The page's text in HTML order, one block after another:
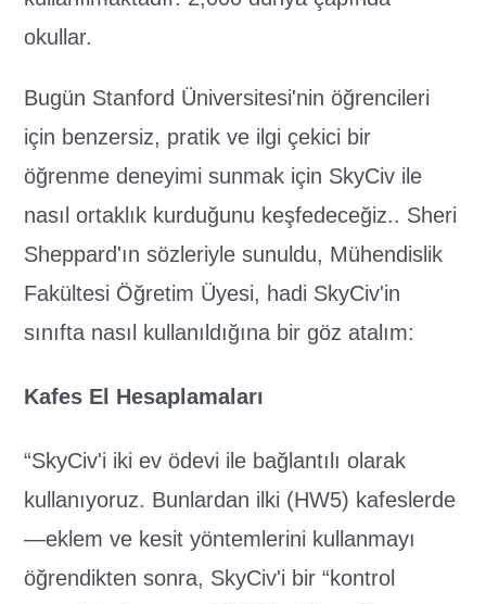
okullar.
Bugün Stanford Üniversitesi'nin öğrencileri
için benzersiz, pratik ve ilgi çekici bir
öğrenme deneyimi sunmak için SkyCiv ile
nasıl ortaklık kurduğunu keşfedeceğiz.. Sheri
Sheppard'ın sözleriyle sunuldu, Mühendislik
Fakültesi Öğretim Üyesi, hadi SkyCiv'in
sınıfta nasıl kullanıldığına bir göz atalım:
Kafes El Hesaplamaları
“SkyCiv'i iki ev ödevi ile bağlantılı olarak
kullanıyoruz. Bunlardan ilki (HW5) kafeslerde
—eklem ve kesit yöntemlerini kullanmayı
öğrendikten sonra, SkyCiv'i bir “kontrol